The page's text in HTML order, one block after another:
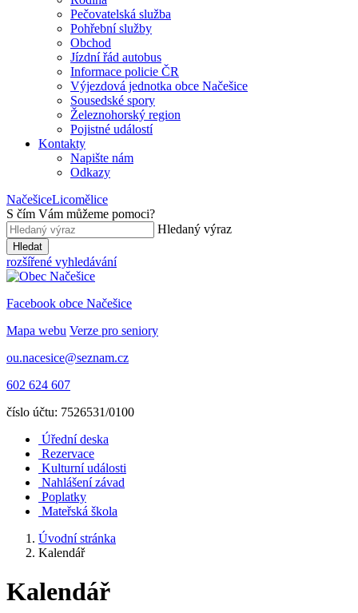
Pečovatelská služba
Pohřební služby
Obchod
Jízdní řád autobus
Informace policie ČR
Výjezdová jednotka obce Načešice
Sousedské spory
Železnohorský region
Pojistné událostí
Kontakty
Napište nám
Odkazy
NačešiceLicomělice
S čím Vám můžeme pomoci?
Hledaný výraz
Hledat
rozšířené vyhledávání
Facebook obce Načešice
Mapa webu Verze pro seniory
ou.nacesice@seznam.cz
602 624 607
číslo účtu: 7526531/0100
Úřední deska
Rezervace
Kulturní události
Nahlášení závad
Poplatky
Mateřská škola
Úvodní stránka
Kalendář
Kalendář